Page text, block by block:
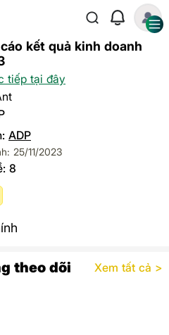
kết quả kinh doanh
tiếp tại đây
ADP
25/11/2023
8
theo dõi Xem tất cả >